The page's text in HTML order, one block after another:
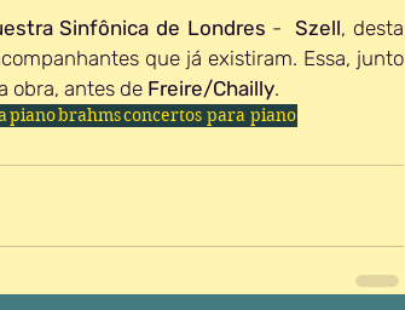
Sinfônica de Londres - Szell, desta
que já existiram. Essa, junto
obra, antes de Freire/Chailly.
pianobrahmsconcertos para piano